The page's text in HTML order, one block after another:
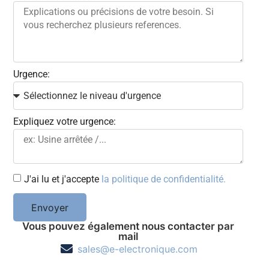
Urgence:
Expliquez votre urgence:
J'ai lu et j'accepte la politique de confidentialité.
Envoyer
Vous pouvez également nous contacter par
mail
sales@e-electronique.com